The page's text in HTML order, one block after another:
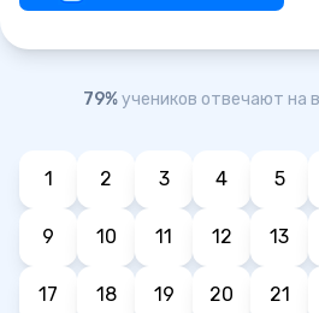
79%учеников отвечают на
1 2 3 4 5
9 10 11 12 13
17 18 19 20 21